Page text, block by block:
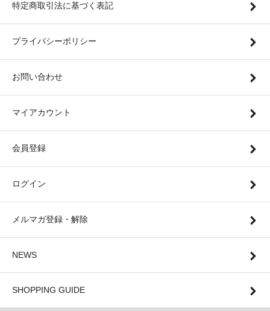
特定商取引法に基づく表記
プライバシーポリシー
お問い合わせ
マイアカウント
会員登録
ログイン
メルマガ登録・解除
NEWS
SHOPPING GUIDE